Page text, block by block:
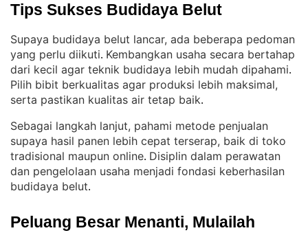
Tips Sukses Budidaya Belut
Supaya budidaya belut lancar, ada beberapa pedoman
yang perlu diikuti. Kembangkan usaha secara bertahap
dari kecil agar teknik budidaya lebih mudah dipahami
Pilih bibit berkualitas agar produksi lebih maksimal,
serta pastikan kualitas air tetap baik.
Sebagai langkah lanjut, pahami metode penjualan
supaya hasil panen lebih cepat terserap, baik di toko
tradisional maupun online. Disiplin dalam perawatan
dan pengelolaan usaha menjadi fondasi keberhasilan
budidaya belut.
Peluang Besar Menanti, Mulailah